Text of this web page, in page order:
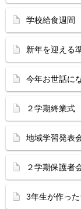
学校給食週間
新年を迎える
今年お世話に
２学期終業式
地域学習発表
２学期保護者
3年生が作っ